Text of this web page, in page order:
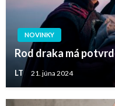
NOVINKY
Rod draka má
LT 21. júna 2024